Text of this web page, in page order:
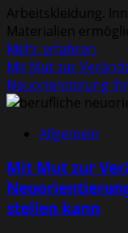
Arbeitskleidung.
Materialien
Mehr erfahren
über
Wie
die
Mit Mut zur
Neuorientierung
Allgemein
Mit Mut zur
stellen kann